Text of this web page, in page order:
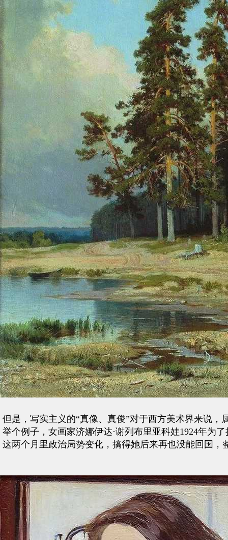
但是，写实主义的“真像、真俊”对于西方美术界来说
举个例子，女画家济娜伊达·谢列布里亚科娃1924年为
这两个月里政治局势变化，搞得她后来再也没能回国，